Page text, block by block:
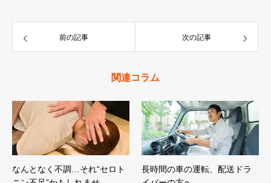
前の記事 次の記事
関連コラム
なんとなく不調…それ“セロト
長時間の車の運転、配送ドラ